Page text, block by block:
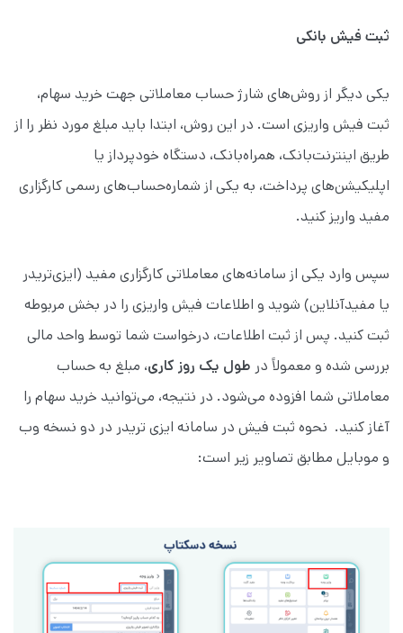
ثبت فیش بانکی
یکی دیگر از روش‌های شارژ حساب معاملاتی جهت خرید سهام،
ثبت فیش واریزی است. در این روش، ابتدا باید مبلغ مورد نظر را از
طریق اینترنت‌بانک، همراه‌بانک، دستگاه خودپرداز یا
اپلیکیشن‌های پرداخت، به یکی از شماره‌حساب‌های رسمی کارگزاری
مفید واریز کنید.
سپس وارد یکی از سامانه‌های معاملاتی کارگزاری مفید (ایزی‌تریدر
یا مفیدآنلاین) شوید و اطلاعات فیش واریزی را در بخش مربوطه
ثبت کنید. پس از ثبت اطلاعات، درخواست شما توسط واحد مالی
بررسی شده و معمولاً در طول یک روز کاری، مبلغ به حساب
معاملاتی شما افزوده می‌شود. در نتیجه، می‌توانید خرید سهام را
آغاز کنید. نحوه ثبت فیش در سامانه ایزی تریدر در دو نسخه وب
و موبایل مطابق تصاویر زیر است: